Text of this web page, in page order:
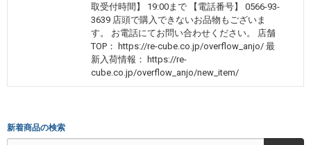
取受付時間】 19:00まで 【電話番号】 0566-93-
3639 店頭で購入できないお品物もございま
す。 お電話にてお問い合わせください。 店舗
TOP： https://re-cube.co.jp/overflow_anjo/ 最
新入荷情報： https://re-
cube.co.jp/overflow_anjo/new_item/
新着商品の検索